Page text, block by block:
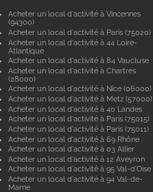
Acheter un local d'activité à Vincennes
(94300)
Acheter un local d'activité à Paris (75020)
Acheter un local d'activité à 44 Loire-
Atlantique
Acheter un local d'activité à 84 Vaucluse
Acheter un local d'activité à Chartres
(28000)
Acheter un local d'activité à Nice (06000)
Acheter un local d'activité à Metz (57000)
Acheter un local d'activité à 40 Landes
Acheter un local d'activité à Paris (75015)
Acheter un local d'activité à Paris (75011)
Acheter un local d'activité à 69 Rhône
Acheter un local d'activité à 03 Allier
Acheter un local d'activité à 12 Aveyron
Acheter un local d'activité à 95 Val-d'Oise
Acheter un local d'activité à 94 Val-de-
Marne